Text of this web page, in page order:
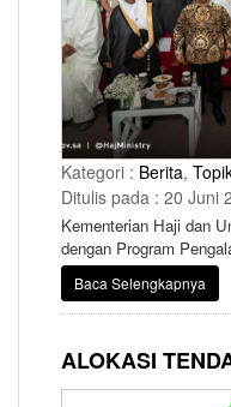
Kategori : Berita,
Ditulis pada : 20 Juni
Kementerian Haji dan
dengan Program
upacara penutupan
pusat Kementerian di
penghargaan kepada
jamaah dan
layanan terbaik.
Baca Selengkapnya